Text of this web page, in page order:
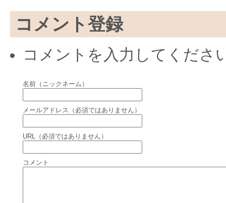
コメント登録
コメントを入力してくださ
名前（ニックネーム）
メールアドレス（必須ではありません）
URL（必須ではありません）
コメント